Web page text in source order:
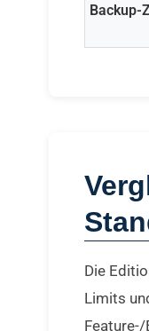
Backup-
Die
Limits